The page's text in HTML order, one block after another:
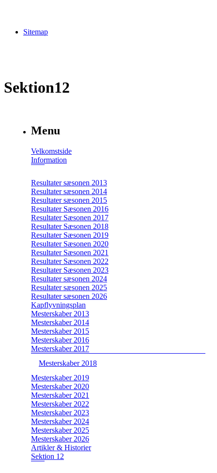
Sitemap
Sektion12
Menu
Velkomstside
Information
Resultater sæsonen 2013
Resultater sæsonen 2014
Resultater sæsonen 2015
Resultater Sæsonen 2016
Resultater Sæsonen 2017
Resultater Sæsonen 2018
Resultater Sæsonen 2019
Resultater Sæsonen 2020
Resultater Sæsonen 2021
Resultater Sæsonen 2022
Resultater Sæsonen 2023
Resultater sæsonen 2024
Resultater sæsonen 2025
Resultater sæsonen 2026
Kapflyvningsplan
Mesterskaber 2013
Mesterskaber 2014
Mesterskaber 2015
Mesterskaber 2016
Mesterskaber 2017
Mesterskaber 2018
Mesterskaber 2019
Mesterskaber 2020
Mesterskaber 2021
Mesterskaber 2022
Mesterskaber 2023
Mesterskaber 2024
Mesterskaber 2025
Mesterskaber 2026
Artikler & Historier
Sektion 12